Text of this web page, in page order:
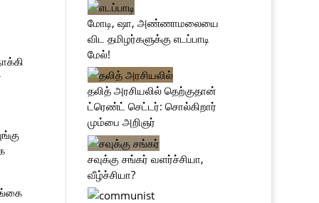
மோடி, ஷா, அண்ணாமலையை
விட தமிழர்களுக்கு எடப்பாடி
மேல்!
தலித் அரசியலில் தெற்குதான்
ட்ரெண்ட் செட்டர்: சொல்கிறார்
மும்பை அறிஞர்
சவுக்கு சங்கர் வளர்ச்சியா,
வீழ்ச்சியா?